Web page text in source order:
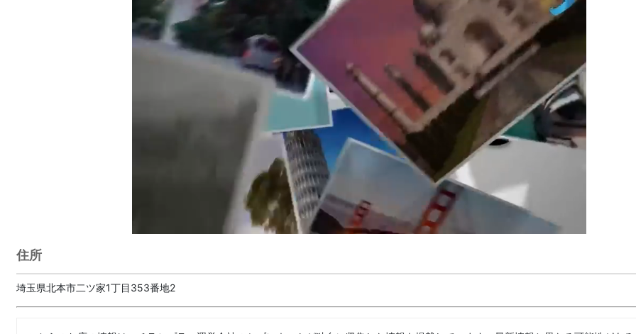
住所
埼玉県北本市二ツ家1丁目353番地2